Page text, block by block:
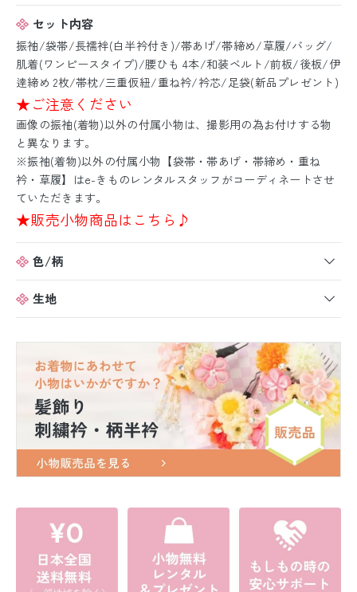
セット内容
振袖/袋帯/長襦袢(白半衿付き)/帯あげ/帯締め/草履/バッグ/
肌着(ワンピースタイプ)/腰ひも 4本/和装ベルト/前板/後板/伊
逹締め 2枚/帯枕/三重仮紐/重ね衿/衿芯/足袋(新品プレゼント)
★ご注意ください
画像の振袖(着物)以外の付属小物は、撮影用の為お付けする物
と異なります。
※振袖(着物)以外の付属小物【袋帯・帯あげ・帯締め・重ね
衿・草履】はe-きものレンタルスタッフがコーディネートさせ
ていただきます。
★販売小物商品はこちら♪
色/柄
生地